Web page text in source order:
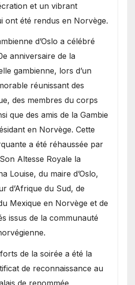
et un vibrant
ont été rendus en Norvège.
d’Oslo a célébré
anniversaire de la
gambienne, lors d’un
réunissant des
des membres du corps
que des amis de la Gambie
en Norvège. Cette
a été réhaussée par
Altesse Royale la
Louise, du maire d’Oslo,
d’Afrique du Sud, de
Mexique en Norvège et de
issus de la communauté
de la soirée a été la
de reconnaissance au